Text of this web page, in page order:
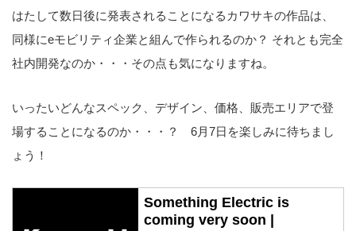
はたして数日後に発表されることになるカワサキの作品は、
同様にeモビリティ企業と組んで作られるのか？ それとも完全
社内開発なのか・・・その点も気になりますね。
いったいどんなスペック、デザイン、価格、販売エリアで登
場することになるのか・・・？ 6月7日を楽しみに待ちまし
ょう！
Something Electric is
coming very soon |